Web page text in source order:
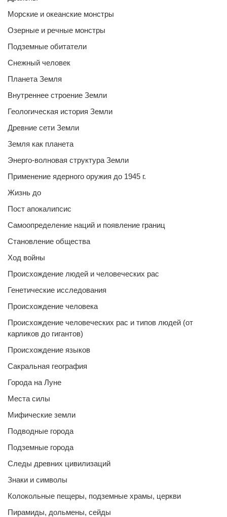
Морские и океанские монстры
Озерные и речные монстры
Подземные обитатели
Снежный человек
Планета Земля
Внутреннее строение Земли
Геологическая история Земли
Древние сети Земли
Земля как планета
Энерго-волновая структура Земли
Применение ядерного оружия до 1945 г.
Жизнь до
Пост апокалипсис
Самоопределение наций и появление границ
Становление общества
Ход войны
Происхождение людей и человеческих рас
Генетические исследования
Происхождение человека
Происхождение человеческих рас и типов людей (от
карликов до гигантов)
Происхождение языков
Сакральная география
Города на Луне
Места силы
Мифические земли
Подводные города
Подземные города
Следы древних цивилизаций
Знаки и символы
Колокольные пещеры, подземные храмы, церкви
Пирамиды, дольмены, сейды